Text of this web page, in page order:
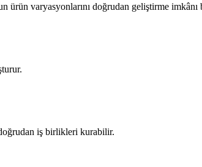
ürün varyasyonlarını doğrudan geliştirme imkânı
iş birlikleri kurabilir.